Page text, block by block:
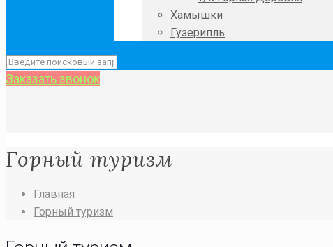
Хамышки
Гузерипль
Заказать звонок
Горный туризм
Главная
Горный туризм